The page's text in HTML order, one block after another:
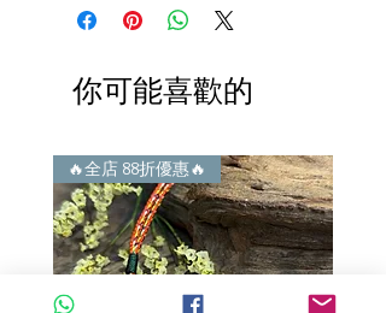
i) 成色足。冇鍍金！冇包金！冇假金！
3) 顧客所花費一分一毫全部都是珠寶本
i) 無佣金！無租金！無買手費！真真正
正行內批發價。
謝絕紙上談兵。
你可能喜歡的
🔥全店 88折優惠🔥